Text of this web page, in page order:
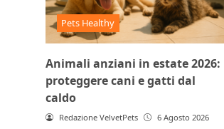
Pets Healthy
Animali anziani in estate 2026:
proteggere cani e gatti dal
caldo
Redazione VelvetPets 6 Agosto 2026